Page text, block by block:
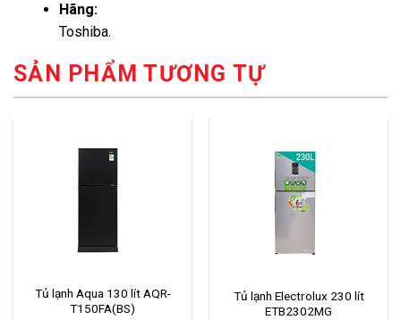
Hãng:
Toshiba.
SẢN PHẨM TƯƠNG TỰ
Tủ lạnh Aqua 130 lít AQR-
T150FA(BS)
Tủ lạnh Electrolux 230 lít
ETB2302MG